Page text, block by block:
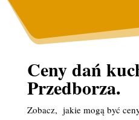
Ceny dań
Przedborza.
Zobacz, jakie mogą być